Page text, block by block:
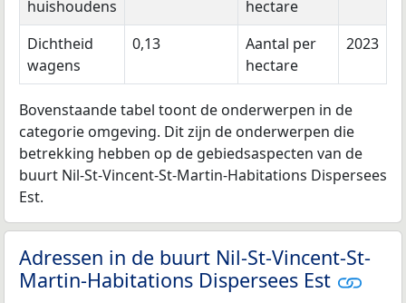
huishoudens
hectare
Dichtheid
wagens
0,13
Aantal per
hectare
2023
Bovenstaande tabel toont de onderwerpen in de
categorie omgeving. Dit zijn de onderwerpen die
betrekking hebben op de gebiedsaspecten van de
buurt Nil-St-Vincent-St-Martin-Habitations Dispersees
Est.
Adressen in de buurt Nil-St-Vincent-St-
Martin-Habitations Dispersees Est